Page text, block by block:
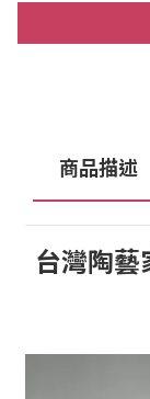
商品描述
台灣陶